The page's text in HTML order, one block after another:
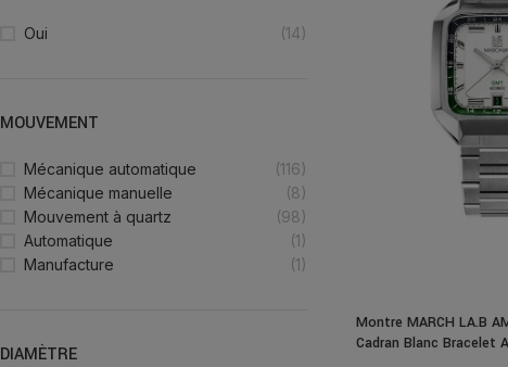
Oui (14)
MOUVEMENT
Mécanique automatique
(116)
Mécanique manuelle
(8)
Mouvement à quartz
(98)
Automatique
(1)
Manufacture
(1)
DIAMÈTRE
Montre MARCH LA.B
Cadran Blanc Bracelet